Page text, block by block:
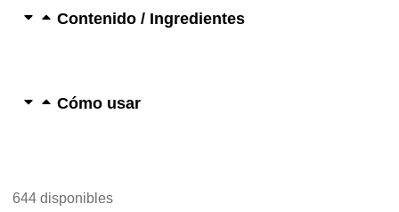
Contenido / Ingredientes
Cómo usar
644 disponibles